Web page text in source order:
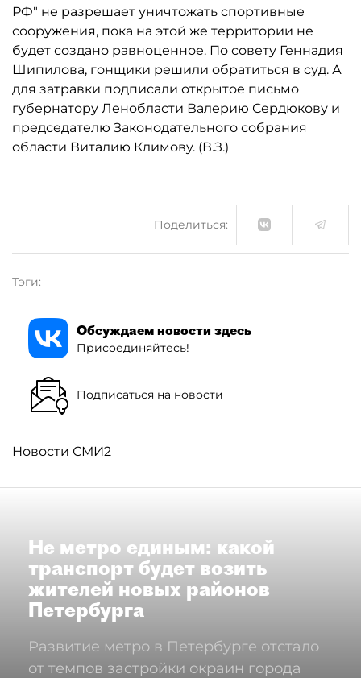
РФ" не разрешает уничтожать спортивные
сооружения, пока на этой же территории не
будет создано равноценное. По совету Геннадия
Шипилова, гонщики решили обратиться в суд. А
для затравки подписали открытое письмо
губернатору Ленобласти Валерию Сердюкову и
председателю Законодательного собрания
области Виталию Климову. (В.З.)
Поделиться:
Тэги:
Обсуждаем новости здесь
Присоединяйтесь!
Подписаться на новости
Новости СМИ2
Не метро единым: какой
транспорт будет возить
жителей новых районов
Петербурга
Развитие метро в Петербурге отстало
от темпов застройки окраин города